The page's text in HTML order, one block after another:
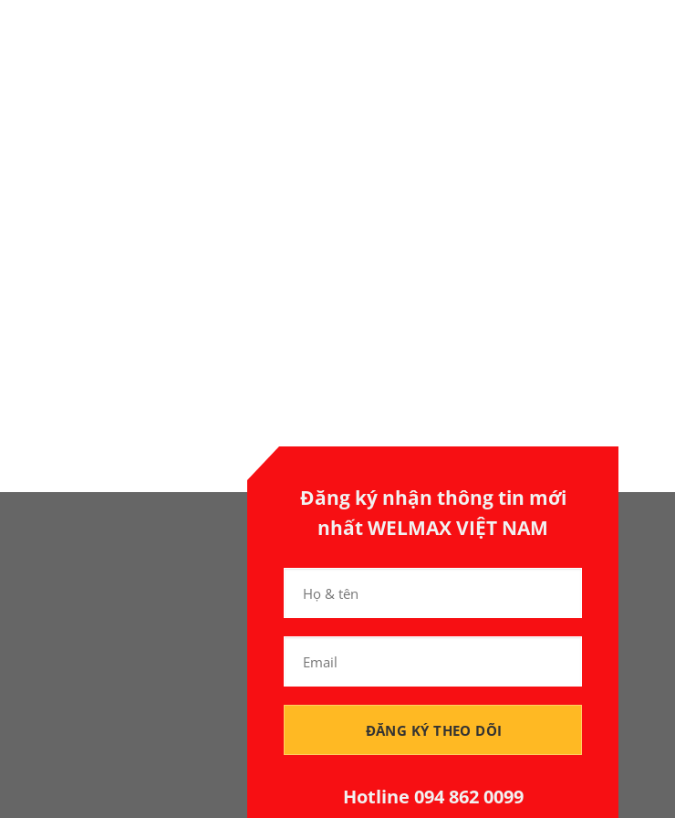
Đăng ký nhận thông tin mới
nhất WELMAX VIỆT NAM
Hotline 094 862 0099